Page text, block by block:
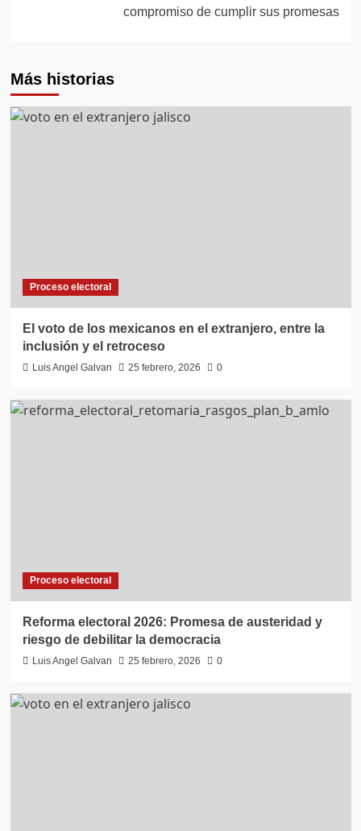
compromiso de cumplir sus promesas
Más historias
Proceso electoral
El voto de los mexicanos en el extranjero, entre la
inclusión y el retroceso
Luis Angel Galvan 25 febrero, 2026 0
Proceso electoral
Reforma electoral 2026: Promesa de austeridad y
riesgo de debilitar la democracia
Luis Angel Galvan 25 febrero, 2026 0